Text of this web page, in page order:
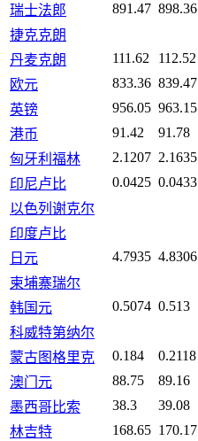
瑞士法郎
891.47 898.36
捷克克朗
丹麦克朗
111.62 112.52
欧元
833.36 839.47
英镑
956.05 963.15
港币
91.42 91.78
匈牙利福林
2.1207 2.1635
印尼卢比
0.0425 0.0433
以色列谢克尔
印度卢比
日元
4.7935 4.8306
柬埔寨瑞尔
韩国元
0.5074 0.513
科威特第纳尔
蒙古图格里克
0.184 0.2118
澳门元
88.75 89.16
墨西哥比索
38.3 39.08
林吉特
168.65 170.17